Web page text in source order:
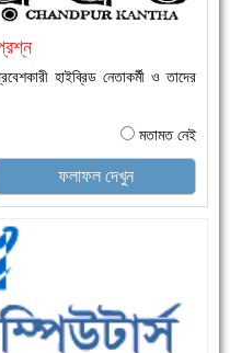
হাইব্রিড নেতাকর্মী ও তাদের
মতামত নেই
ফলাফল দেখুন